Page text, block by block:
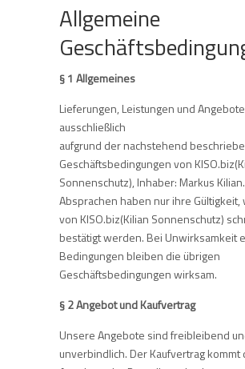
Allgemeine
§ 1 Allgemeines
Lieferungen, Leistungen und
ausschließlich
aufgrund der nachstehend
Geschäftsbedingungen von
Sonnenschutz), Inhaber: Markus
Absprachen haben nur ihre Gültigkeit,
von KISO.biz(Kilian Sonnenschutz)
bestätigt werden. Bei Unwirksamkeit
Bedingungen bleiben die übrigen
Geschäftsbedingungen wirksam.
§ 2 Angebot und Kaufvertrag
Unsere Angebote sind freibleibend
unverbindlich. Der Kaufvertrag kommt